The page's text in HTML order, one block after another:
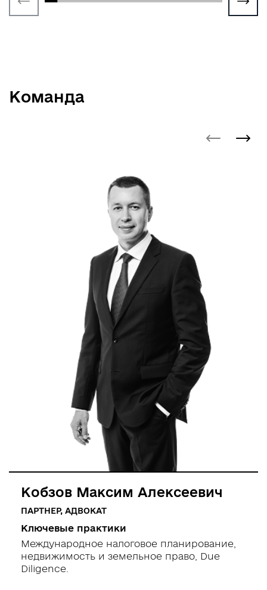
Команда
Кобзов Максим Алексеевич
ПАРТНЕР, АДВОКАТ
Ключевые практики
Международное налоговое планирование,
недвижимость и земельное право, Due
Diligence.